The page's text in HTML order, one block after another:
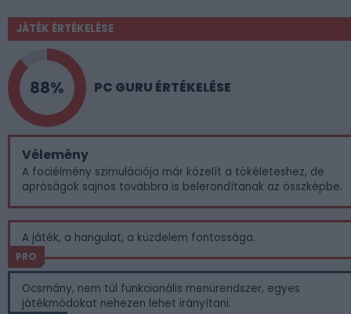
JÁTÉK ÉRTÉKELÉSE
88% PC GURU ÉRTÉKELÉSE
Vélemény
A fociélmény szimulációja már közelít a tökéleteshez, de
apróságok sajnos továbbra is belerondítanak az összképbe.
A játék, a hangulat, a küzdelem fontossága.
PRO
Ocsmány, nem túl funkcionális menürendszer, egyes
játékmódokat nehezen lehet irányítani.